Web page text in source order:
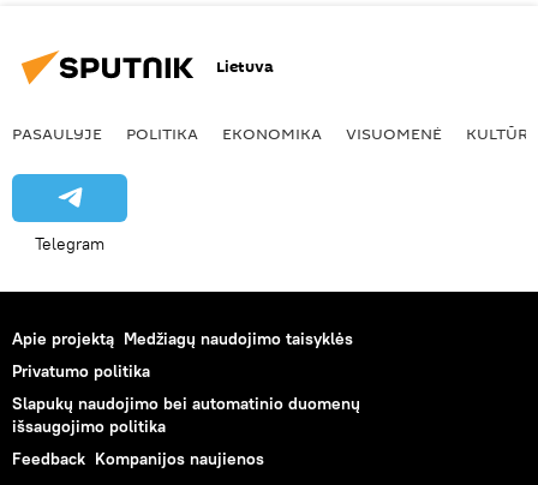
Lietuva
PASAULYJE POLITIKA EKONOMIKA VISUOMENĖ KULTŪRA
Telegram
Apie projektą Medžiagų naudojimo taisyklės
Privatumo politika
Slapukų naudojimo bei automatinio duomenų
išsaugojimo politika
Feedback Kompanijos naujienos